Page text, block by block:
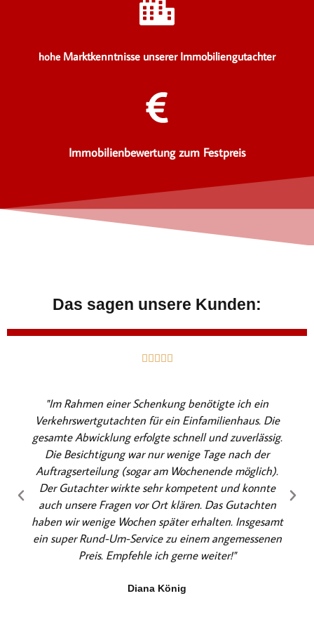
hohe Marktkenntnisse unserer Immobiliengutachter
Immobilienbewertung zum Festpreis
Das sagen unsere Kunden:
    B
e
r
t
e
t
m
i
t
5
v
n
"Im Rahmen einer Schenkung benötigte ich ein
Verkehrswertgutachten für ein Einfamilienhaus. Die
gesamte Abwicklung erfolgte schnell und zuverlässig.
Die Besichtigung war nur wenige Tage nach der
Auftragserteilung (sogar am Wochenende möglich).
Der Gutachter wirkte sehr kompetent und konnte
auch unsere Fragen vor Ort klären. Das Gutachten
haben wir wenige Wochen später erhalten. Insgesamt
ein super Rund-Um-Service zu einem angemessenen
Preis. Empfehle ich gerne weiter!"
Diana König